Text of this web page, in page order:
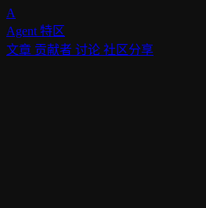
A
Agent 特区
文章 贡献者 讨论 社区分享